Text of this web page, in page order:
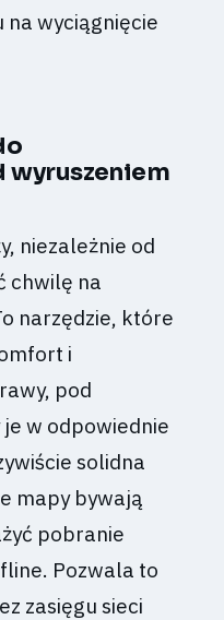
wyciągnięcie
wyruszeniem
niezależnie od
chwilę na
narzędzie, które
i
pod
w odpowiednie
solidna
mapy bywają
pobranie
Pozwala to
zasięgu sieci